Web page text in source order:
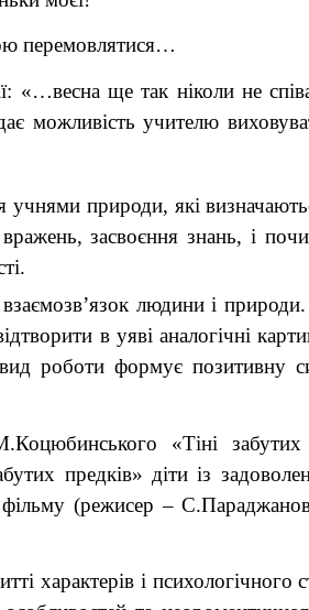
перемовлятися…
«…весна ще так ніколи не
можливість учителю
учнями природи, які
засвоєння знань, і
людини і
в уяві аналогічні
роботи формує позитивну
«Тіні
предків» діти із
(режисер –
характерів і психологічного